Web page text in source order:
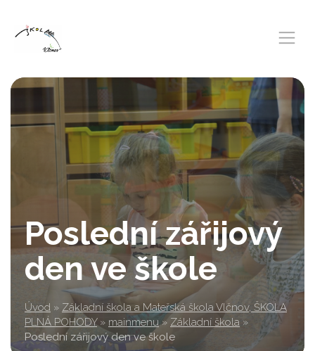
Poslední zářijový
den ve škole
Úvod » Základní škola a Mateřská škola Vlčnov, ŠKOLA
PLNÁ POHODY » mainmenu » Základní škola »
Poslední zářijový den ve škole